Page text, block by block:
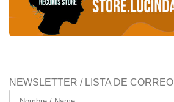
NEWSLETTER / LISTA DE CORREO